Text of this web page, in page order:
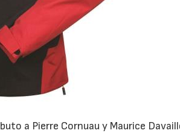
a Pierre Cornuau y Maurice